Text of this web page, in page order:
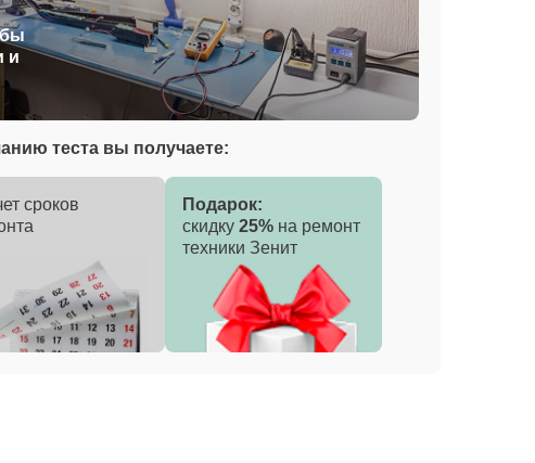
и
теста вы получаете:
сроков
Подарок:
скидку 25% на ремонт
техники Зенит